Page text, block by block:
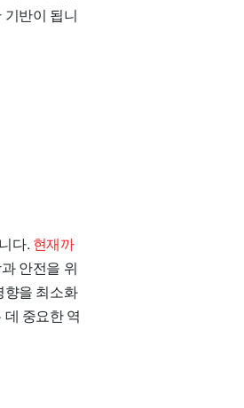
반이 됩니
다. 현재까
안전을 위
향을 최소화
중요한 역